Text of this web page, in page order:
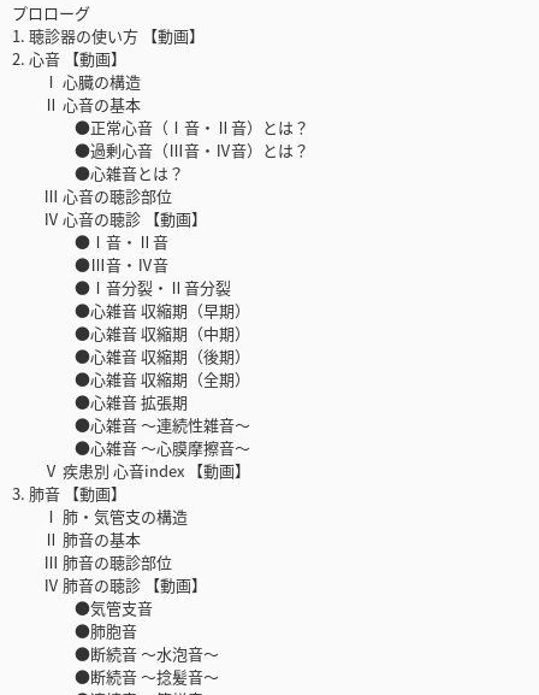
プロローグ
1. 聴診器の使い方 【動画】
2. 心音 【動画】
Ⅰ 心臓の構造
Ⅱ 心音の基本
●正常心音（Ⅰ音・Ⅱ音）とは？
●過剰心音（Ⅲ音・Ⅳ音）とは？
●心雑音とは？
Ⅲ 心音の聴診部位
Ⅳ 心音の聴診 【動画】
●Ⅰ音・Ⅱ音
●Ⅲ音・Ⅳ音
●Ⅰ音分裂・Ⅱ音分裂
●心雑音 収縮期（早期）
●心雑音 収縮期（中期）
●心雑音 収縮期（後期）
●心雑音 収縮期（全期）
●心雑音 拡張期
●心雑音 ～連続性雑音～
●心雑音 ～心膜摩擦音～
Ⅴ 疾患別 心音index 【動画】
3. 肺音 【動画】
Ⅰ 肺・気管支の構造
Ⅱ 肺音の基本
Ⅲ 肺音の聴診部位
Ⅳ 肺音の聴診 【動画】
●気管支音
●肺胞音
●断続音 ～水泡音～
●断続音 ～捻髪音～